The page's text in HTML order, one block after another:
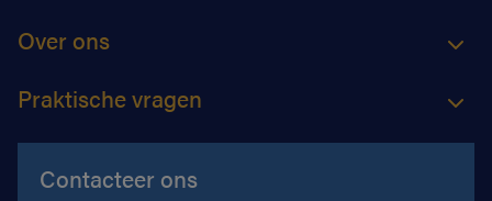
Over ons
Praktische vragen
Contacteer ons